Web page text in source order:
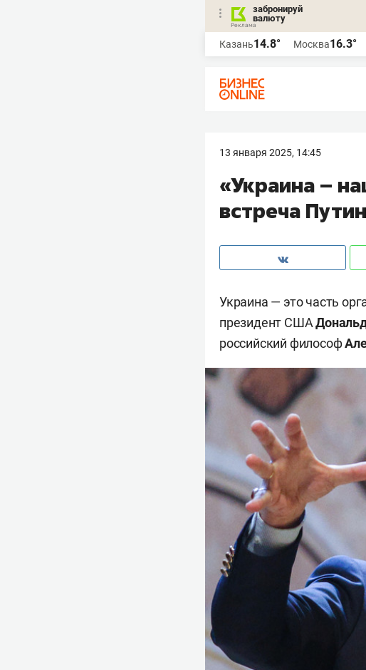
забронируй
валюту
Казань14.8° Москва16.3°
13 января 2025, 14:45
«Украина –
встреча
Украина — это часть
президент США
российский философ